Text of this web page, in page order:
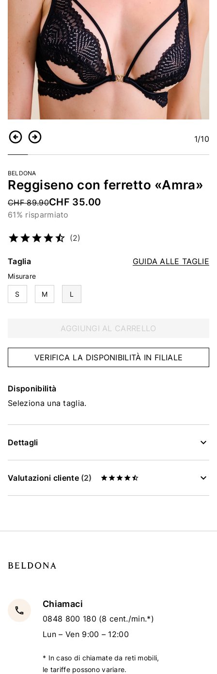
IndietroContinua 1/10
BELDONA
Reggiseno con ferretto «Amra»
Price reduced from
CHF 89.90CHF 35.00
61% risparmiato
(2)
GUIDA ALLE TAGLIE
Taglia
Misurare
S M L
AGGIUNGI AL CARRELLO
VERIFICA LA DISPONIBILITÀ IN FILIALE
Disponibilità
Seleziona una taglia.
Dettagli
Valutazioni cliente (2)
local_phone
Chiamaci
0848 800 180 (8 cent./min.*)
Lun – Ven 9:00 – 12:00
* In caso di chiamate da reti mobili,
le tariffe possono variare.